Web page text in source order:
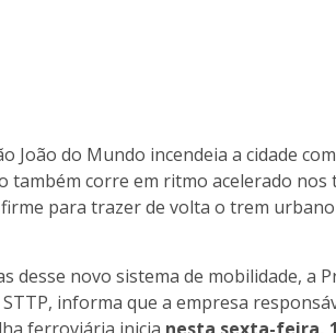
João do Mundo incendeia a cidade
também corre em ritmo acelerado nos
para trazer de volta o trem
desse novo sistema de mobilidade, a
informa que a empresa